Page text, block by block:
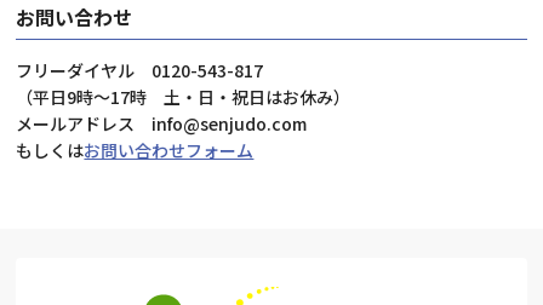
お問い合わせ
フリーダイヤル 0120-543-817
（平日9時～17時 土・日・祝日はお休み）
メールアドレス info@senjudo.com
もしくはお問い合わせフォーム